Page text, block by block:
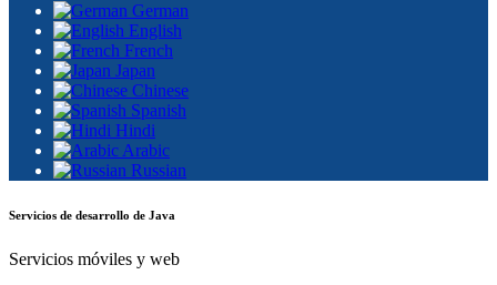
German
English
French
Japan
Chinese
Spanish
Hindi
Arabic
Russian
Servicios de desarrollo de Java
Servicios móviles y web